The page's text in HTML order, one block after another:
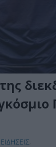
ΕΙΔΗΣΕΙΣ,